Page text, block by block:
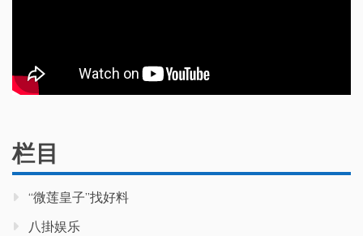
栏目
“微莲皇子”找好料
八掛娱乐